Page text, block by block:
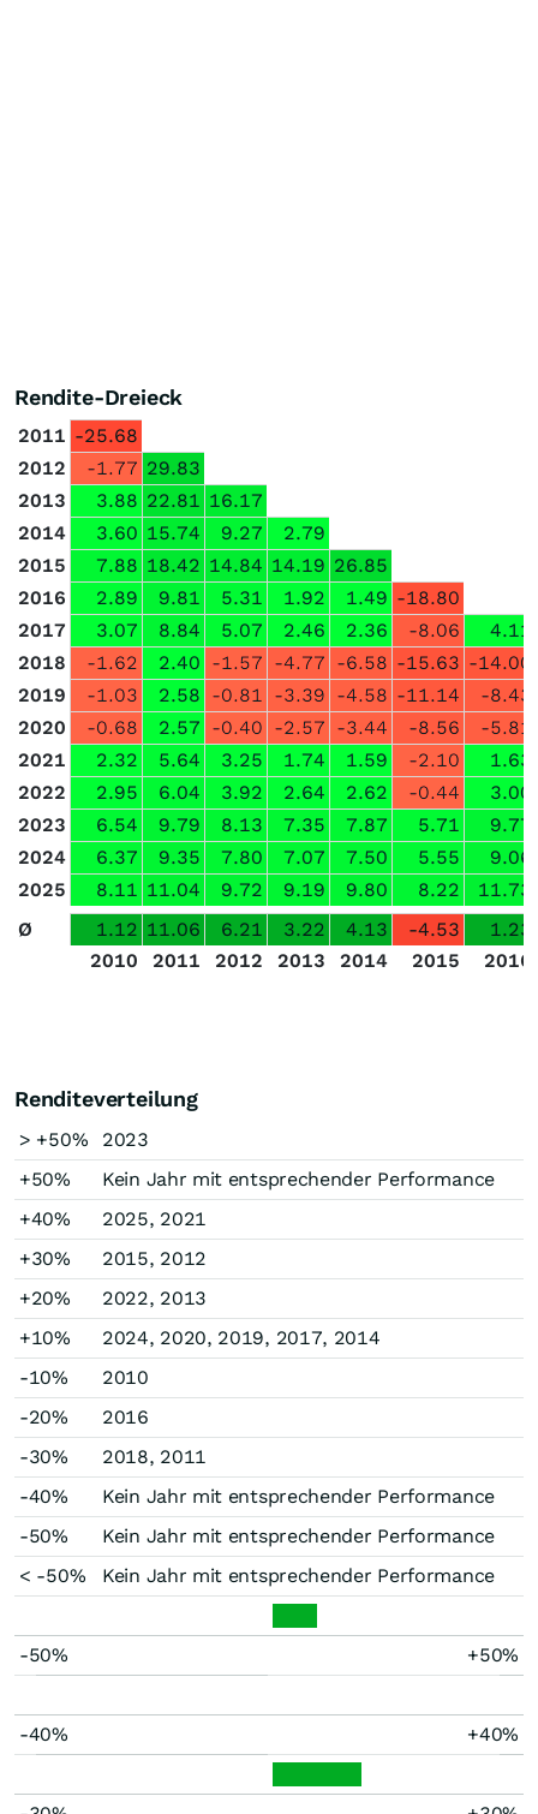
Rendite-Dreieck
2011 -25.68
2012
-1.77 29.83
2013
3.88 22.81 16.17
2014
3.60 15.74 9.27
2.79
2015
7.88 18.42 14.84 14.19 26.85
2016
2.89 9.81 5.31 1.92 1.49 -18.80
2017
3.07 8.84 5.07 2.46 2.36 -8.06
4.11
2018
-1.62 2.40 -1.57 -4.77 -6.58 -15.63 -14.00
2019
-1.03 2.58 -0.81 -3.39 -4.58 -11.14
-8.43
2020
-0.68 2.57 -0.40 -2.57 -3.44 -8.56
-5.81
2021
2.32 5.64 3.25 1.74 1.59 -2.10
1.63
2022
2.95 6.04 3.92 2.64 2.62 -0.44
3.00
2023
6.54 9.79 8.13 7.35 7.87 5.71
9.77
2024
6.37 9.35 7.80 7.07 7.50 5.55
9.06
2025
8.11 11.04 9.72 9.19 9.80 8.22
11.73
Ø
1.12 11.06 6.21 3.22 4.13 -4.53
1.23
2010
2011 2012 2013 2014 2015 2016
Renditeverteilung
> +50%
2023
+50%
Kein Jahr mit entsprechender Performance
+40%
2025, 2021
+30%
2015, 2012
+20%
2022, 2013
+10%
2024, 2020, 2019, 2017, 2014
-10%
2010
-20%
2016
-30%
2018, 2011
-40%
Kein Jahr mit entsprechender Performance
-50%
Kein Jahr mit entsprechender Performance
< -50%
Kein Jahr mit entsprechender Performance
-50% +50%
-40% +40%